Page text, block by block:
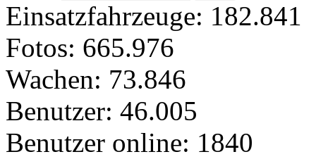
Einsatzfahrzeuge: 182.841
Fotos: 665.976
Wachen: 73.846
Benutzer: 46.005
Benutzer online: 1840